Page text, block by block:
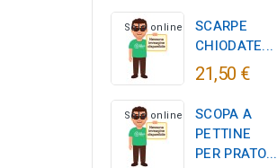
Solo online
SCARPE
CHIODATE...
21,50 €
Solo online
SCOPA A
PETTINE
PER PRATO...